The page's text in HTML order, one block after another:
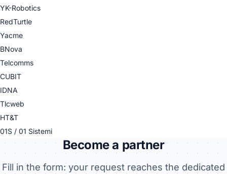
YK-Robotics
RedTurtle
Yacme
BNova
Telcomms
CUBIT
IDNA
Tlcweb
HT&T
01S / 01 Sistemi
Become a partner
Fill in the form: your request reaches the dedicated